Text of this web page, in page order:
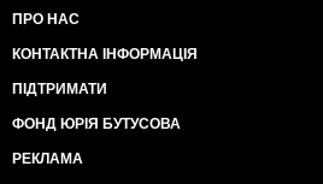
ПРО НАС
КОНТАКТНА ІНФОРМАЦІЯ
ПІДТРИМАТИ
ФОНД ЮРІЯ БУТУСОВА
РЕКЛАМА